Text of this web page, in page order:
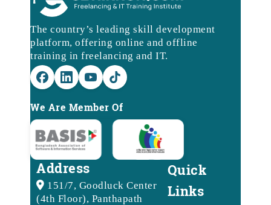
The country’s leading skill development
platform, offering online and offline
training in freelancing and IT.
We Are Member Of
Address
151/7, Goodluck Center
(4th Floor), Panthapath
Quick
Links